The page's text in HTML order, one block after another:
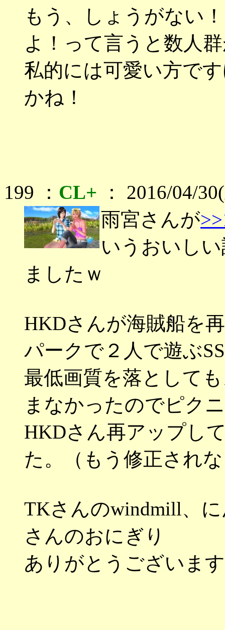
もう、しょうがない
よ！って言うと数人
私的には可愛い方で
かね！
199 ： CL+ ： 2016/04/
雨宮さんが
いうおいし
ましたｗ
HKDさんが海賊船を
パークで２人で遊ぶ
最低画質を落として
まなかったのでピク
HKDさん再アップし
た。（もう修正され
TKさんのwindmill、
さんのおにぎり
ありがとうございま